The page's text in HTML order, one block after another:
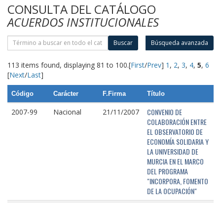
CONSULTA DEL CATÁLOGO
ACUERDOS INSTITUCIONALES
Buscar Búsqueda avanzada
113 items found, displaying 81 to 100.[First/Prev] 1 , 2, 3, 4, 5, 6
[Next/Last]
Código Carácter F.Firma Título
2007-99 Nacional 21/11/2007
CONVENIO DE
COLABORACIÓN ENTRE
EL OBSERVATORIO DE
ECONOMÍA SOLIDARIA Y
LA UNIVERSIDAD DE
MURCIA EN EL MARCO
DEL PROGRAMA
"INCORPORA, FOMENTO
DE LA OCUPACIÓN"